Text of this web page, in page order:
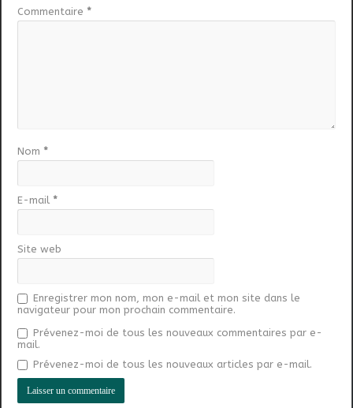
Commentaire *
Nom *
E-mail *
Site web
Enregistrer mon nom, mon e-mail et mon site dans le
navigateur pour mon prochain commentaire.
Prévenez-moi de tous les nouveaux commentaires par e-
mail.
Prévenez-moi de tous les nouveaux articles par e-mail.